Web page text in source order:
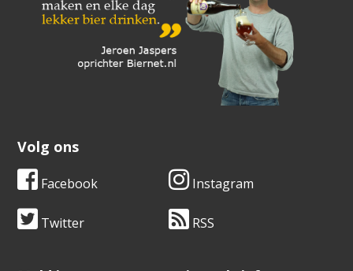
Volg ons
Facebook Instagram
Twitter RSS